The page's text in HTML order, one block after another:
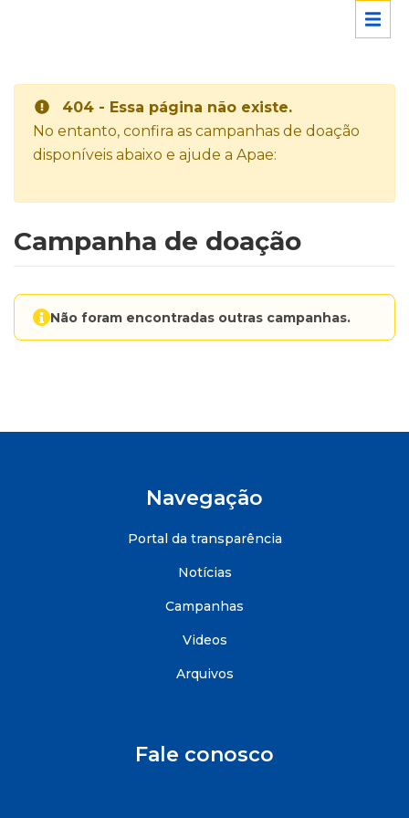
404 - Essa página não existe.
No entanto, confira as campanhas de doação
disponíveis abaixo e ajude a Apae:
Campanha de doação
Não foram encontradas outras campanhas.
Navegação
Portal da transparência
Notícias
Campanhas
Videos
Arquivos
Fale conosco